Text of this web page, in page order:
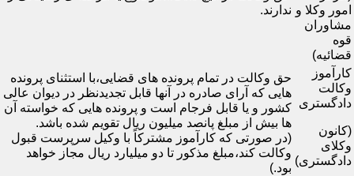
امور وکلا و
مشاوران
قوه
قضائیه)
ندارند.
کارآموز
وکالت
دادگستری
(کانون
وکلای
دادگستری)
حق وکالت در تمام پرونده های قضایی،با استثنای پرونده
هایی که آرای صادره در آنها قابل تجدیدنظر در دیوان عالی
کشور و یا قابل فرجام است و پرونده هایی که خواسته آن
ها بیش از مبلغ پانصد میلیون ریال تقویم شده باشد.
(در صورتی که کارآموز مشترکاً با وکیل سرپرست قبول
وکالت کند،مبلغ مذکور تا دو میلیارد ریال مجاز خواهد
بود.)